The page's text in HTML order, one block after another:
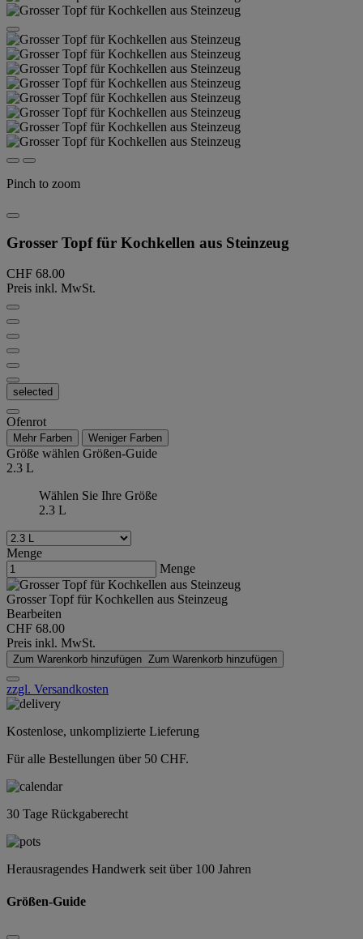
Pinch to zoom
Grosser Topf für Kochkellen aus Steinzeug
CHF 68.00
Preis inkl. MwSt.
selected
Ofenrot
Mehr Farben Weniger Farben
Größe wählen Größen-Guide
2.3 L
Wählen Sie Ihre Größe
2.3 L
Menge
Menge
Grosser Topf für Kochkellen aus Steinzeug
Bearbeiten
CHF 68.00
Preis inkl. MwSt.
Zum Warenkorb hinzufügen Zum Warenkorb hinzufügen
zzgl. Versandkosten
Kostenlose, unkomplizierte Lieferung
Für alle Bestellungen über 50 CHF.
30 Tage Rückgaberecht
Herausragendes Handwerk seit über 100 Jahren
Größen-Guide